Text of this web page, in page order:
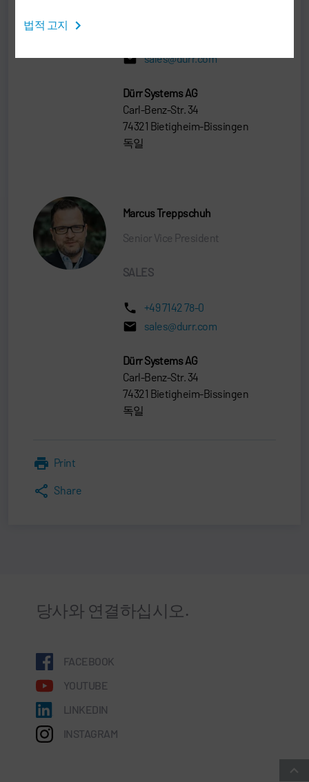
법적 고지
sales@durr.com
Dürr Systems AG
Carl-Benz-Str. 34
74321 Bietigheim-Bissingen
독일
Marcus Treppschuh
Senior Vice President
SALES
+49 7142 78-0
sales@durr.com
Dürr Systems AG
Carl-Benz-Str. 34
74321 Bietigheim-Bissingen
독일
Print
Share
당사와 연결하십시오.
FACEBOOK
YOUTUBE
LINKEDIN
INSTAGRAM